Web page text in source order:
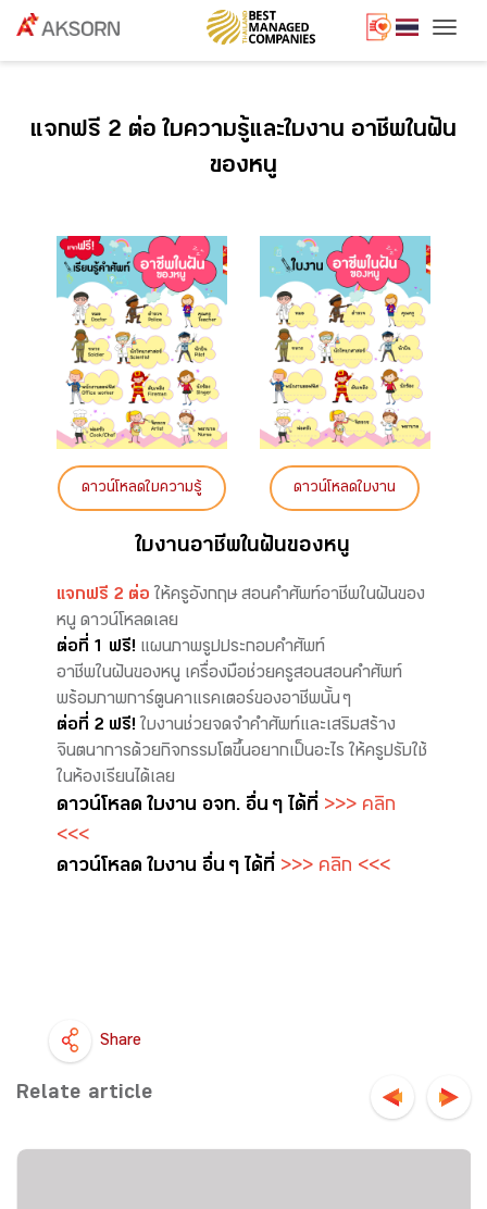
แจกฟรี 2 ต่อ ใบความรู้และใบงาน อาชีพในฝัน
ของหนู
ดาวน์โหลดใบความรู้ ดาวน์โหลดใบงาน
ใบงานอาชีพในฝันของหนู
แจกฟรี 2 ต่อ ให้ครูอังกฤษ สอนคำศัพท์อาชีพในฝันของ
หนู ดาวน์โหลดเลย
ต่อที่ 1 ฟรี! แผนภาพรูปประกอบคำศัพท์
อาชีพในฝันของหนู เครื่องมือช่วยครูสอนสอนคำศัพท์
พร้อมภาพการ์ตูนคาแรคเตอร์ของอาชีพนั้น ๆ
ต่อที่ 2 ฟรี! ใบงานช่วยจดจำคำศัพท์และเสริมสร้าง
จินตนาการด้วยกิจกรรมโตขึ้นอยากเป็นอะไร ให้ครูปรับใช้
ในห้องเรียนได้เลย
ดาวน์โหลด ใบงาน อจท. อื่น ๆ ได้ที่ >>> คลิก
<<<
ดาวน์โหลด ใบงาน อื่น ๆ ได้ที่ >>> คลิก <<<
Share
Relate article